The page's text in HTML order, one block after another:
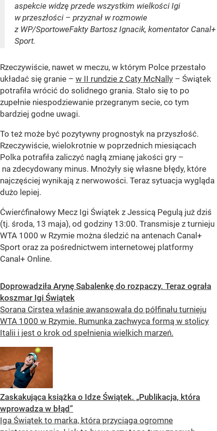
aspekcie widzę przede wszystkim wielkości Igi
w przeszłości – przyznał w rozmowie
z WP/SportoweFakty Bartosz Ignacik, komentator Canal+
Sport.
Rzeczywiście, nawet w meczu, w którym Polce przestało
układać się granie – w II rundzie z Caty McNally – Świątek
potrafiła wrócić do solidnego grania. Stało się to po
zupełnie niespodziewanie przegranym secie, co tym
bardziej godne uwagi.
To też może być pozytywny prognostyk na przyszłość.
Rzeczywiście, wielokrotnie w poprzednich miesiącach
Polka potrafiła zaliczyć nagłą zmianę jakości gry –
na zdecydowany minus. Mnożyły się własne błędy, które
najczęściej wynikają z nerwowości. Teraz sytuacja wygląda
dużo lepiej.
Ćwierćfinałowy Mecz Igi Świątek z Jessicą Pegulą już dziś
(tj. środa, 13 maja), od godziny 13:00. Transmisje z turnieju
WTA 1000 w Rzymie można śledzić na antenach Canal+
Sport oraz za pośrednictwem internetowej platformy
Canal+ Online.
Doprowadziła Arynę Sabalenkę do rozpaczy. Teraz ograła
koszmar Igi Świątek
Sorana Cirstea właśnie awansowała do półfinału turnieju
WTA 1000 w Rzymie. Rumunka zachwyca formą w stolicy
Italii i jest o krok od spełnienia wielkich marzeń.
Zaskakująca książka o Idze Świątek. „Publikacja, która
wprowadza w błąd”
Iga Świątek to marka, która przyciąga ogromne